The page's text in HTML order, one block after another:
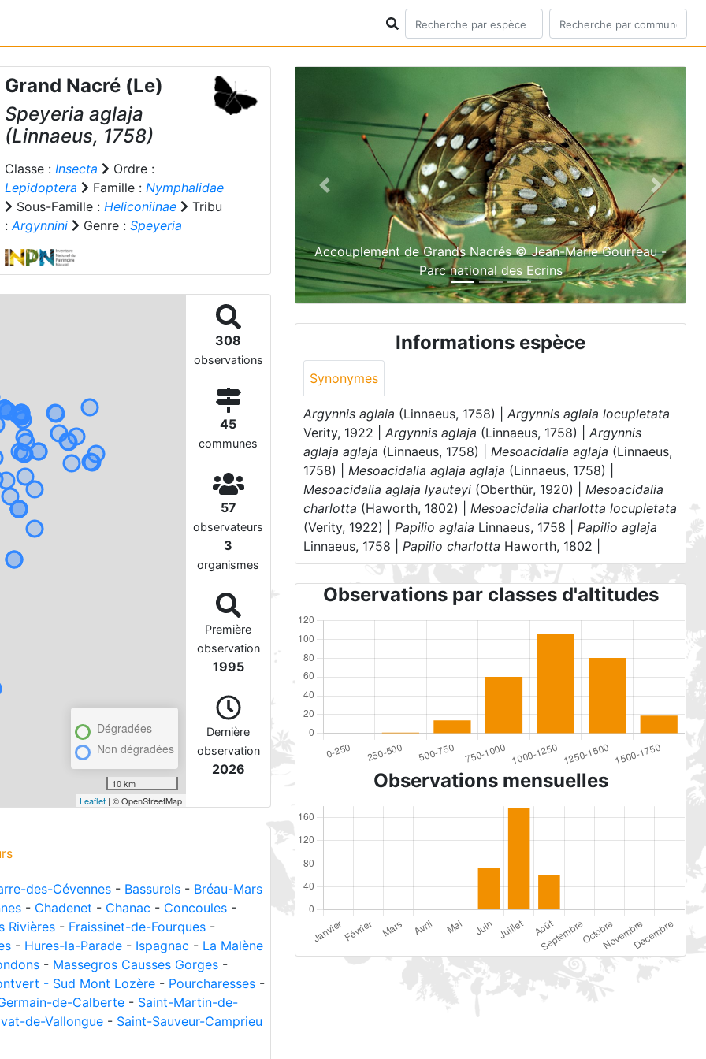
Grand Nacré (Le)
Speyeria aglaja
(Linnaeus, 1758)
Classe : Insecta
Ordre :
Lepidoptera
Famille : Nymphalidae
Sous-Famille : Heliconiinae
Tribu
:Argynnini Genre : Speyeria
Dégradées
Non dégradées
10 km
Leaflet| © OpenStreetMap
308
observations
45
communes
57
observateurs
3
organismes
Première
observation
1995
Dernière
observation
2026
des-Cévennes - Bassurels - Bréau-Mars
- Chadenet - Chanac - Concoules -
Rivières - Fraissinet-de-Fourques -
- Hures-la-Parade - Ispagnac - La Malène
- Massegros Causses Gorges -
- Sud Mont Lozère - Pourcharesses -
de-Calberte - Saint-Martin-de-
de-Vallongue - Saint-Sauveur-Camprieu
Accouplement de Grands Nacrés © Jean-Marie Gourreau -
Parc national des Ecrins
Previous Next
Informations espèce
Synonymes
Argynnis aglaia (Linnaeus, 1758) |Argynnis aglaia locupletata
Verity, 1922 |Argynnis aglaja (Linnaeus, 1758) |Argynnis
aglaja aglaja (Linnaeus, 1758) |Mesoacidalia aglaja (Linnaeus,
1758) |Mesoacidalia aglaja aglaja (Linnaeus, 1758) |
Mesoacidalia aglaja lyauteyi (Oberthür, 1920) |Mesoacidalia
charlotta (Haworth, 1802) |Mesoacidalia charlotta locupletata
(Verity, 1922) |Papilio aglaia Linnaeus, 1758 |Papilio aglaja
Linnaeus, 1758 |Papilio charlotta Haworth, 1802 |
Observations par classes d'altitudes
Observations mensuelles